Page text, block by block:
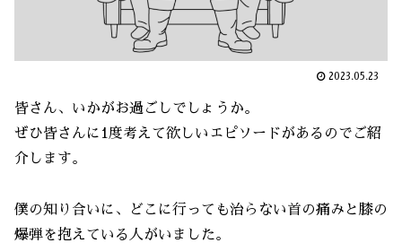
2023.05.23
皆さん、いかがお過ごしでしょうか。
ぜひ皆さんに1度考えて欲しいエピソードがあるのでご紹
介します。
僕の知り合いに、どこに行っても治らない首の痛みと膝の
爆弾を抱えている人がいました。